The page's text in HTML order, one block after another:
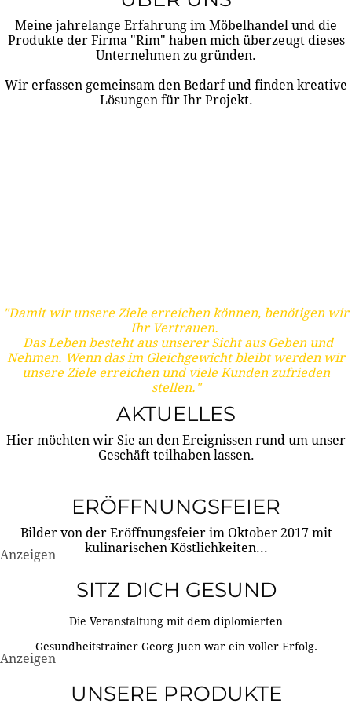
Meine jahrelange Erfahrung im Möbelhandel und die
Produkte der Firma "Rim" haben mich überzeugt dieses
Unternehmen zu gründen.
Wir erfassen gemeinsam den Bedarf und finden kreative
Lösungen für Ihr Projekt.
"Damit wir unsere Ziele erreichen können, benötigen wir
Ihr Vertrauen.
Das Leben besteht aus unserer Sicht aus Geben und
Nehmen. Wenn das im Gleichgewicht bleibt werden wir
unsere Ziele erreichen und viele Kunden zufrieden
stellen."
AKTUELLES
Hier möchten wir Sie an den Ereignissen rund um unser
Geschäft teilhaben lassen.
ERÖFFNUNGSFEIER
Bilder von der Eröffnungsfeier im Oktober 2017 mit
kulinarischen Köstlichkeiten...
Anzeigen
SITZ DICH GESUND
Die Veranstaltung mit dem diplomierten
Gesundheitstrainer Georg Juen war ein voller Erfolg.
Anzeigen
UNSERE PRODUKTE